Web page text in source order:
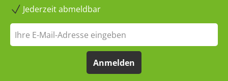
Jederzeit abmeldbar
Anmelden